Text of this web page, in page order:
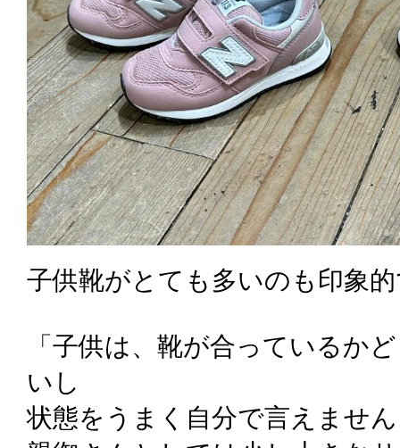
子供靴がとても多いのも印象
「子供は、靴が合っているか
いし
状態をうまく自分で言えませ